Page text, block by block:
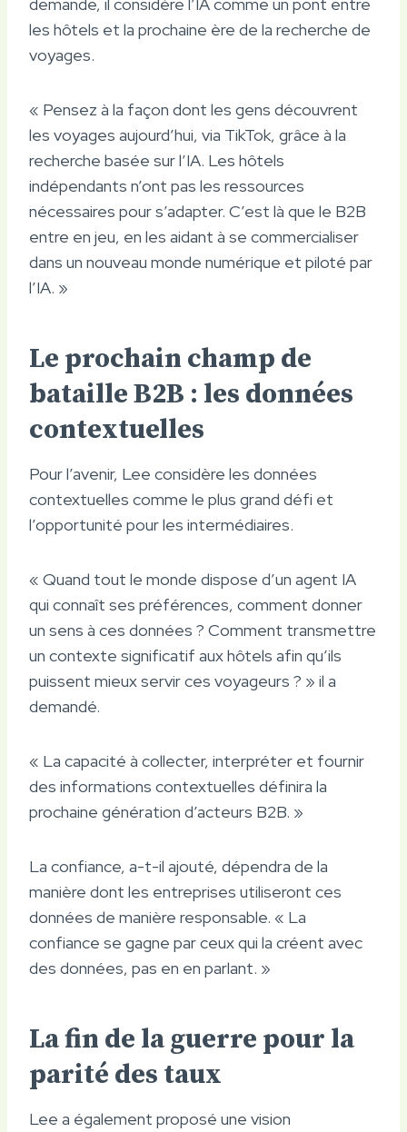
les hôtels et la prochaine ère de la recherche de
voyages.
« Pensez à la façon dont les gens découvrent
les voyages aujourd’hui, via TikTok, grâce à la
recherche basée sur l’IA. Les hôtels
indépendants n’ont pas les ressources
nécessaires pour s’adapter. C’est là que le B2B
entre en jeu, en les aidant à se commercialiser
dans un nouveau monde numérique et piloté par
l’IA. »
Le prochain champ de
bataille B2B : les données
contextuelles
Pour l’avenir, Lee considère les données
contextuelles comme le plus grand défi et
l’opportunité pour les intermédiaires.
« Quand tout le monde dispose d’un agent IA
qui connaît ses préférences, comment donner
un sens à ces données ? Comment transmettre
un contexte significatif aux hôtels afin qu’ils
puissent mieux servir ces voyageurs ? » il a
demandé.
« La capacité à collecter, interpréter et fournir
des informations contextuelles définira la
prochaine génération d’acteurs B2B. »
La confiance, a-t-il ajouté, dépendra de la
manière dont les entreprises utiliseront ces
données de manière responsable. « La
confiance se gagne par ceux qui la créent avec
des données, pas en en parlant. »
La fin de la guerre pour la
parité des taux
Lee a également proposé une vision